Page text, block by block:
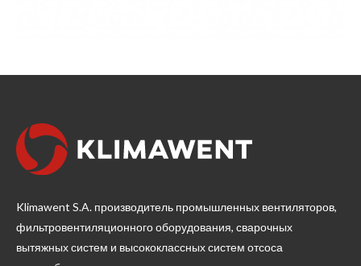
Klimawent S.A. производитель промышленных вентиляторов,
фильтровентиляционного оборудования, сварочных
вытяжных систем и высококлассных систем отсоса